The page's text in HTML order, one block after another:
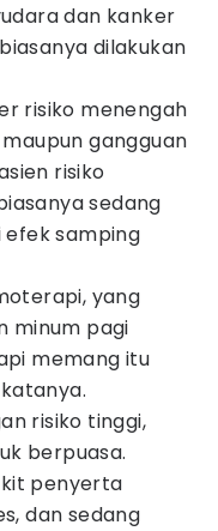
dan kanker
dilakukan
risiko menengah
gangguan
risiko
sedang
samping
yang
minum pagi
memang itu
risiko tinggi,
berpuasa.
penyerta
dan sedang